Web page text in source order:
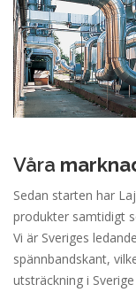
Våra
Sedan starten har
produkter samtidigt
Vi är Sveriges
spännbandskant,
utsträckning i